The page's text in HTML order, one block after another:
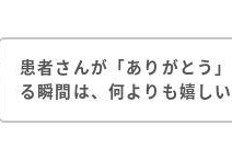
患者さんが「ありがとう
る瞬間は、何よりも嬉し